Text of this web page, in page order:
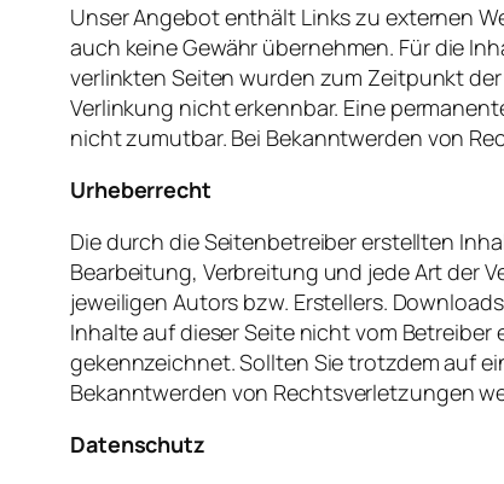
UnserAngebotenthältLinkszu externen
auch keineGewähr übernehmen. Fürdie
verlinkten Seiten wurden zum Zeitpunktder
Verlinkung nichterkennbar. Eine
nichtzumutbar. Bei Bekanntwerden von
Urheberrecht
Diedurch dieSeitenbetreibererstellten
Bearbeitung, Verbreitung und jedeArtder
jeweiligen Autors bzw. Erstellers.
InhalteaufdieserSeite nichtvom Betreiber
gekennzeichnet.Sollten Sietrotzdemauf
Bekanntwerden von Rechtsverletzungen
Datenschutz